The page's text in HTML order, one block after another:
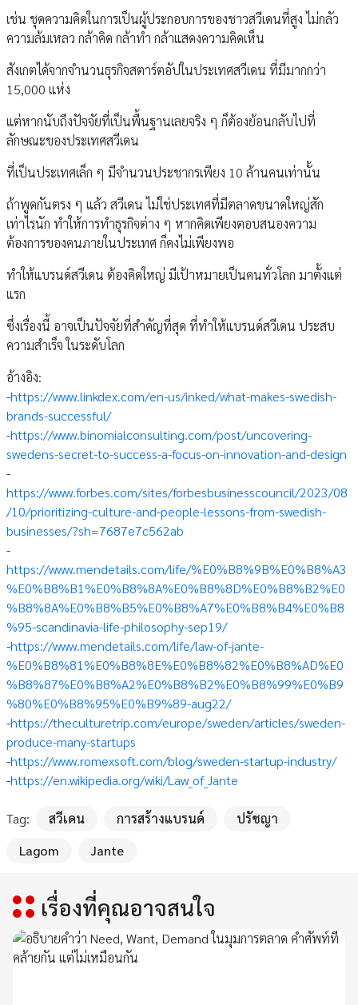
เช่น ชุดความคิดในการเป็นผู้ประกอบการของชาวสวีเดนที่สูง ไม่กลัว
ความล้มเหลว กล้าคิด กล้าทำ กล้าแสดงความคิดเห็น
สังเกตได้จากจำนวนธุรกิจสตาร์ตอัปในประเทศสวีเดน ที่มีมากกว่า
15,000 แห่ง
แต่หากนับถึงปัจจัยที่เป็นพื้นฐานเลยจริง ๆ ก็ต้องย้อนกลับไปที่
ลักษณะของประเทศสวีเดน
ที่เป็นประเทศเล็ก ๆ มีจำนวนประชากรเพียง 10 ล้านคนเท่านั้น
ถ้าพูดกันตรง ๆ แล้ว สวีเดน ไม่ใช่ประเทศที่มีตลาดขนาดใหญ่สัก
เท่าไรนัก ทำให้การทำธุรกิจต่าง ๆ หากคิดเพียงตอบสนองความ
ต้องการของคนภายในประเทศ ก็คงไม่เพียงพอ
ทำให้แบรนด์สวีเดน ต้องคิดใหญ่ มีเป้าหมายเป็นคนทั่วโลก มาตั้งแต่
แรก
ซึ่งเรื่องนี้ อาจเป็นปัจจัยที่สำคัญที่สุด ที่ทำให้แบรนด์สวีเดน ประสบ
ความสำเร็จ ในระดับโลก
อ้างอิง:
-https://www.linkdex.com/en-us/inked/what-makes-swedish-
brands-successful/
-https://www.binomialconsulting.com/post/uncovering-
swedens-secret-to-success-a-focus-on-innovation-and-design
-
https://www.forbes.com/sites/forbesbusinesscouncil/2023/08
/10/prioritizing-culture-and-people-lessons-from-swedish-
businesses/?sh=7687e7c562ab
-
https://www.mendetails.com/life/%E0%B8%9B%E0%B8%A3
%E0%B8%B1%E0%B8%8A%E0%B8%8D%E0%B8%B2%E0
%B8%8A%E0%B8%B5%E0%B8%A7%E0%B8%B4%E0%B8
%95-scandinavia-life-philosophy-sep19/
-https://www.mendetails.com/life/law-of-jante-
%E0%B8%81%E0%B8%8E%E0%B8%82%E0%B8%AD%E0
%B8%87%E0%B8%A2%E0%B8%B2%E0%B8%99%E0%B9
%80%E0%B8%95%E0%B9%89-aug22/
-https://theculturetrip.com/europe/sweden/articles/sweden-
produce-many-startups
-https://www.romexsoft.com/blog/sweden-startup-industry/
-https://en.wikipedia.org/wiki/Law_of_Jante
Tag: สวีเดน การสร้างแบรนด์
ปรัชญา
Lagom
Jante
เรื่องที่คุณอาจสนใจ